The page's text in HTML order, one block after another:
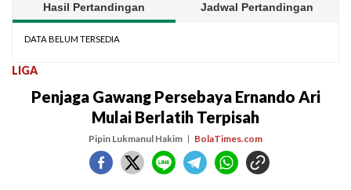
Hasil Pertandingan Jadwal Pertandingan
DATA BELUM TERSEDIA
LIGA
Penjaga Gawang Persebaya Ernando Ari
Mulai Berlatih Terpisah
Pipin Lukmanul Hakim BolaTimes.com